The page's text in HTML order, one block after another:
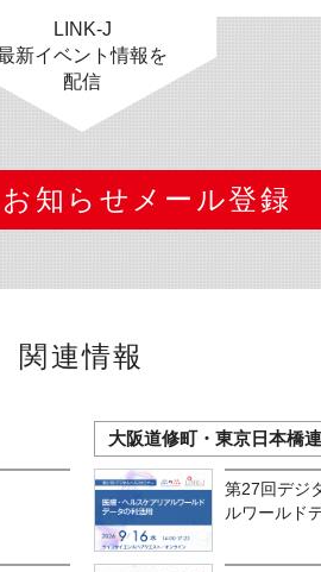
LINK-J
新イベント情報を
配信
知らせメール登録
関連情報
大阪道修町・東京日本橋
第27回デジ
ルワールド